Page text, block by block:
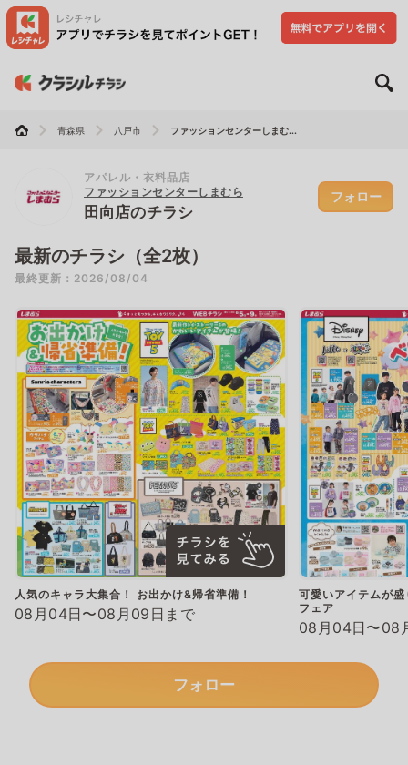
青森県 八戸市 ファッションセンターしまむ...
アパレル・衣料品店
ファッションセンターしまむら
田向店のチラシ
フォロー
最新のチラシ（全2枚）
最終更新：2026/08/04
人気のキャラ大集合！ お出かけ&帰省準備！
08月04日〜08月09日まで
可愛いアイテムが
フェア
08月04日〜08
フォロー